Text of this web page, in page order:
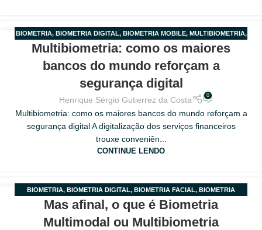
02
BIOMETRIA, BIOMETRIA DIGITAL, BIOMETRIA MOBILE, MULTIBIOMETRIA,
MULTIFATOR
Multibiometria: como os maiores
bancos do mundo reforçam a
segurança digital
Henrique Sérgio Gutierrez da Costa 0
Multibiometria: como os maiores bancos do mundo reforçam a
segurança digital A digitalização dos serviços financeiros
trouxe conveniên...
CONTINUE LENDO
27 BIOMETRIA, BIOMETRIA DIGITAL, BIOMETRIA FACIAL, BIOMETRIA
MULTIMODAL ,MULTIBIOMETRIA
Mas afinal, o que é Biometria
Multimodal ou Multibiometria